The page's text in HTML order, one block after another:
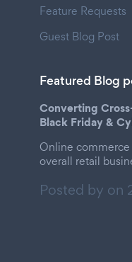
Feature Requests
Guest Blog Post
Featured Blog
Converting
Black Friday &
Online
overall retail
Posted by on